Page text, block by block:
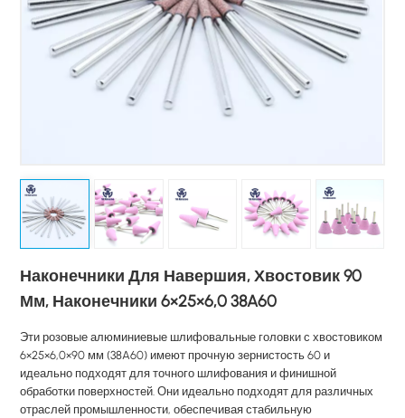
Наконечники Для Навершия, Хвостовик 90
Мм, Наконечники 6×25×6,0 38A60
Эти розовые алюминиевые шлифовальные головки с хвостовиком
6×25×6,0×90 мм (38A60) имеют прочную зернистость 60 и
идеально подходят для точного шлифования и финишной
обработки поверхностей. Они идеально подходят для различных
отраслей промышленности, обеспечивая стабильную